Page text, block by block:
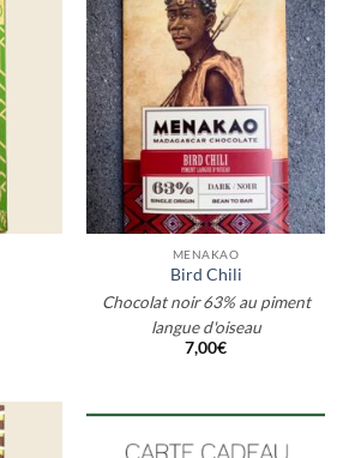
MENAKAO
Bird Chili
Chocolat noir 63% au piment
langue d'oiseau
7,00€